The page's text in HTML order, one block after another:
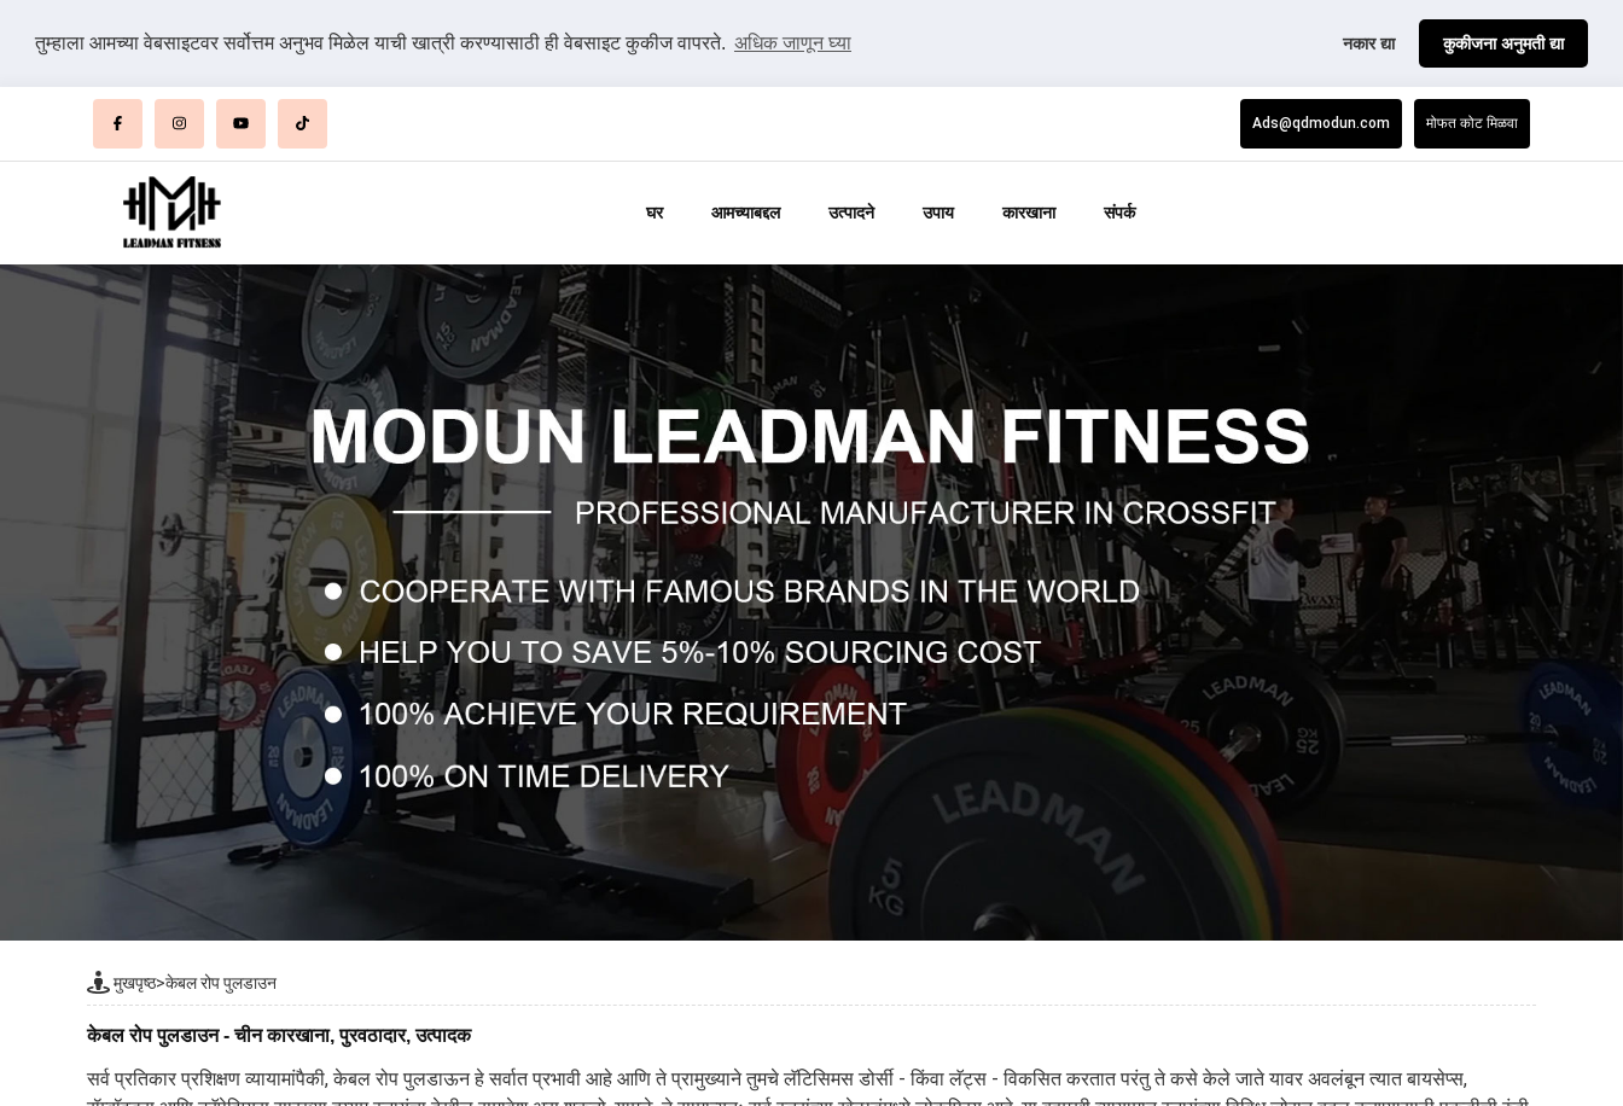
तुम्हाला आमच्या वेबसाइटवर सर्वोत्तम अनुभव मिळेल याची खात्री करण्यासाठी ही वेबसाइट कुकीज वापरते. अधिक जाणून घ्या नकार द्या कुकीजना अनुमती द्या
Ads@qdmodun.com मोफत कोट मिळवा
घर आमच्याबद्दल उत्पादने उपाय कारखाना संपर्क
मुखपृष्ठ>केबल रोप पुलडाउन
केबल रोप पुलडाउन - चीन कारखाना, पुरवठादार, उत्पादक
सर्व प्रतिकार प्रशिक्षण व्यायामांपैकी, केबल रोप पुलडाऊन हे सर्वात प्रभावी आहे आणि ते प्रामुख्याने तुमचे लॅटिसिमस डोर्सी - किंवा लॅट्स - विकसित करतात परंतु ते कसे केले जाते यावर अवलंबून त्यात बायसेप्स,